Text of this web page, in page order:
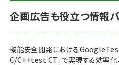
企画広告も役立つ情報バ
機能安全開発における
C/C++test CT」で実現する効率化